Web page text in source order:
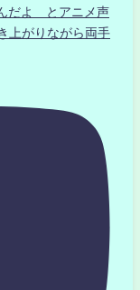
だよ とアニメ声
上がりながら両手